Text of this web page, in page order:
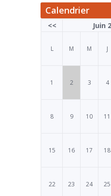
Calendrier
<< Juin
L M M J
1 2 3 4
8 9 10 11
15 16 17 18
22 23 24 25